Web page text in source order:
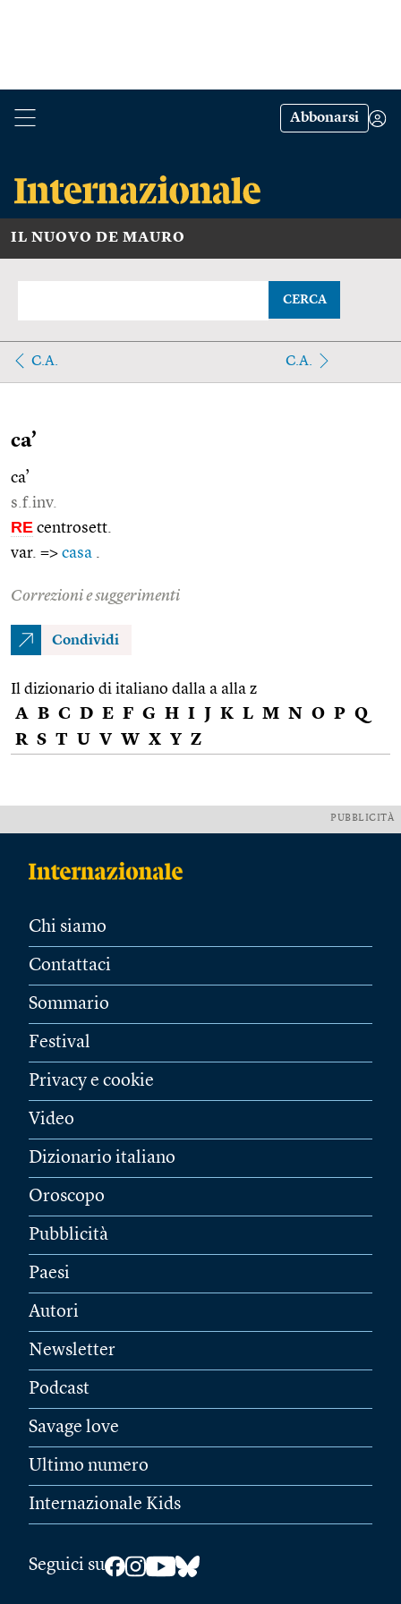
Abbonarsi
IL NUOVO DE MAURO
CERCA
C.A. C.A.
ca’
ca’
s.f.inv.
RE centrosett.
var. => casa
Correzioni e suggerimenti
Condividi
Il dizionario di italiano dalla a alla z
A B C D E F G H I J K L M N O P Q
R S T U V W X Y Z
PUBBLICITÀ
Chi siamo
Contattaci
Sommario
Festival
Privacy e cookie
Video
Dizionario italiano
Oroscopo
Pubblicità
Paesi
Autori
Newsletter
Podcast
Savage love
Ultimo numero
Internazionale Kids
Seguici su